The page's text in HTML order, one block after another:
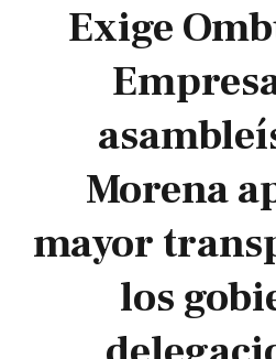
Exige
Morena
mayor
los